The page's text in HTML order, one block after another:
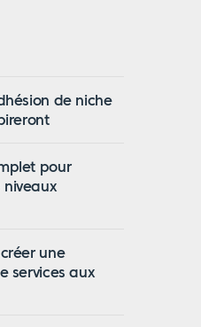
de niche
pour
niveaux
une
services aux